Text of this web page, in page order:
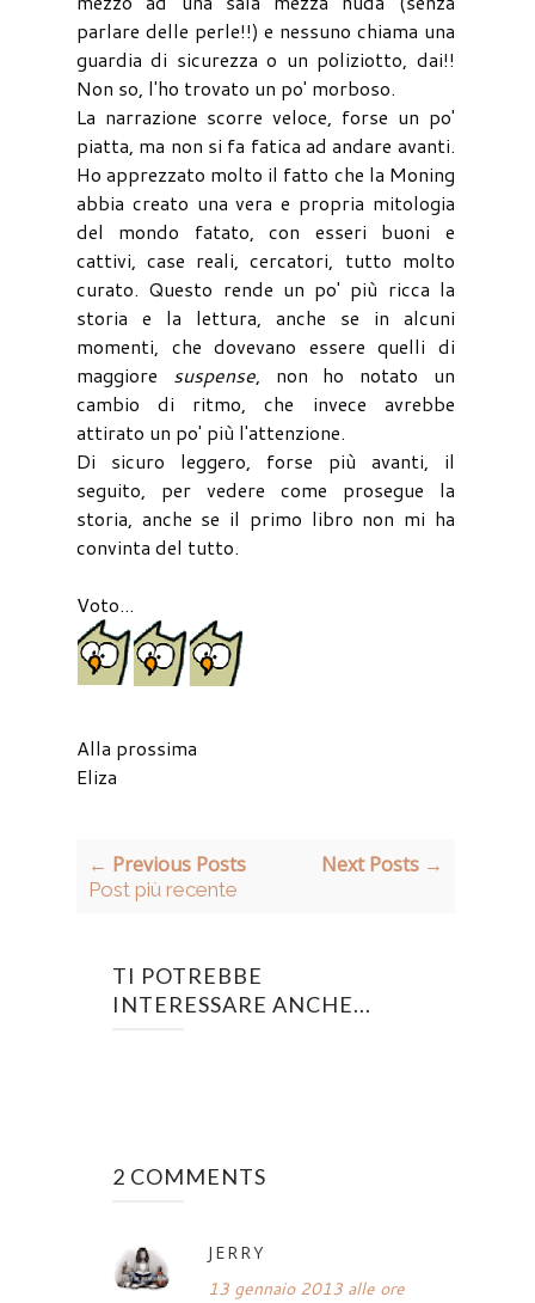
parlare delle perle!!) e nessuno chiama una
guardia di sicurezza o un poliziotto, dai!!
Non so, l'ho trovato un po' morboso.
La narrazione scorre veloce, forse un po'
piatta, ma non si fa fatica ad andare avanti.
Ho apprezzato molto il fatto che la Moning
abbia creato una vera e propria mitologia
del mondo fatato, con esseri buoni e
cattivi, case reali, cercatori, tutto molto
curato. Questo rende un po' più ricca la
storia e la lettura, anche se in alcuni
momenti, che dovevano essere quelli di
maggiore suspense, non ho notato un
cambio di ritmo, che invece avrebbe
attirato un po' più l'attenzione.
Di sicuro leggero, forse più avanti, il
seguito, per vedere come prosegue la
storia, anche se il primo libro non mi ha
convinta del tutto.
Voto...
Alla prossima
Eliza
← Previous Posts
Post più recente
Next Posts →
TI POTREBBE
INTERESSARE ANCHE...
2 COMMENTS
JERRY
13 gennaio 2013 alle ore